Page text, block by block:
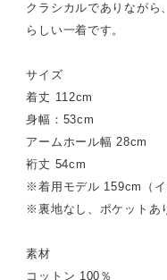
クラシカルでありながら
らしい一着です。
サイズ
着丈 112cm
身幅：53cm
アームホール幅 28cm
裄丈 54cm
※着用モデル 159cm（イ
※裏地なし、ポケットあ
素材
コットン 100％